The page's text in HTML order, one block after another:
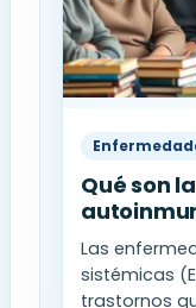
Qué son
Las
sistémicas
trastornos